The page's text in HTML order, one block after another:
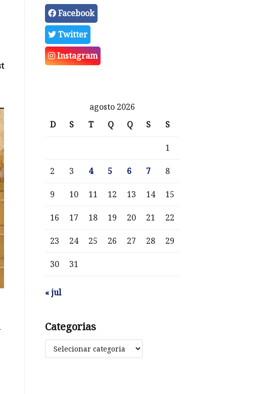
Facebook
Twitter
Instagram
agosto 2026
D
S T Q Q S S
1
2 3 4 5 6 7 8
9 10 11 12 13 14 15
16 17 18 19 20 21 22
23 24 25 26 27 28 29
30 31
« jul
Categorias